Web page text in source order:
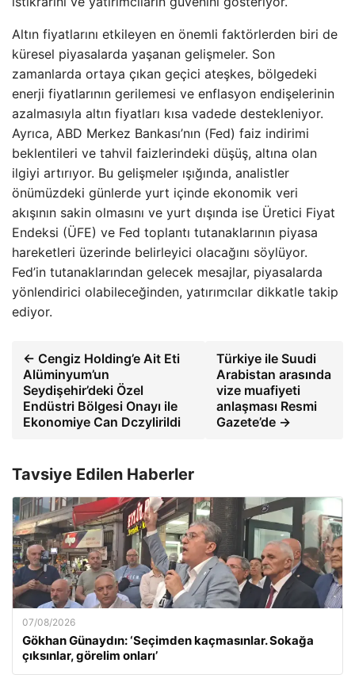
Altın fiyatlarını etkileyen en önemli faktörlerden biri de
küresel piyasalarda yaşanan gelişmeler. Son
zamanlarda ortaya çıkan geçici ateşkes, bölgedeki
enerji fiyatlarının gerilemesi ve enflasyon endişelerinin
azalmasıyla altın fiyatları kısa vadede destekleniyor.
Ayrıca, ABD Merkez Bankası’nın (Fed) faiz indirimi
beklentileri ve tahvil faizlerindeki düşüş, altına olan
ilgiyi artırıyor. Bu gelişmeler ışığında, analistler
önümüzdeki günlerde yurt içinde ekonomik veri
akışının sakin olmasını ve yurt dışında ise Üretici Fiyat
Endeksi (ÜFE) ve Fed toplantı tutanaklarının piyasa
hareketleri üzerinde belirleyici olacağını söylüyor.
Fed’in tutanaklarından gelecek mesajlar, piyasalarda
yönlendirici olabileceğinden, yatırımcılar dikkatle takip
ediyor.
← Cengiz Holding’e Ait Eti
Alüminyum’un
Seydişehir’deki Özel
Endüstri Bölgesi Onayı ile
Ekonomiye Can Dczylirildi
Türkiye ile Suudi
Arabistan arasında
vize muafiyeti
anlaşması Resmi
Gazete’de →
Tavsiye Edilen Haberler
07/08/2026
Gökhan Günaydın: ‘Seçimden kaçmasınlar. Sokağa
çıksınlar, görelim onları’